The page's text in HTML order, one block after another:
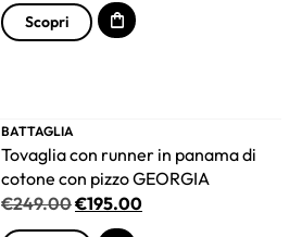
Scopri
BATTAGLIA
Tovaglia con runner in panama di
cotone con pizzo GEORGIA
€249.00€195.00